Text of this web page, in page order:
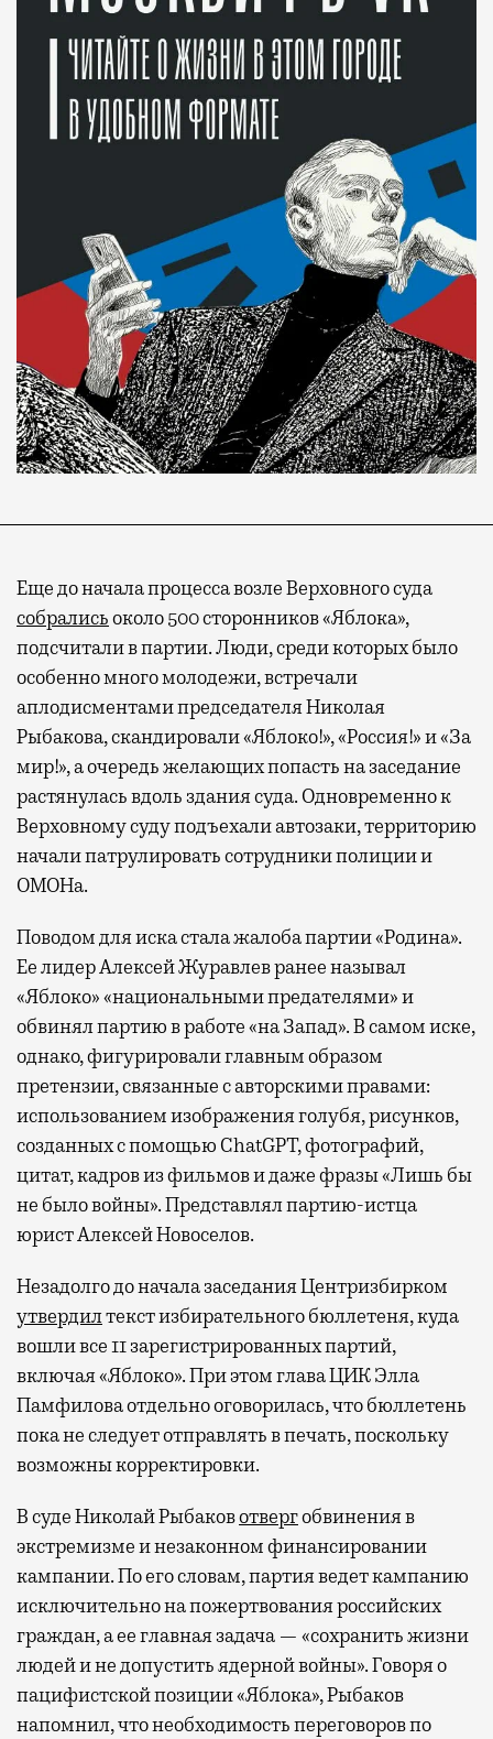
Еще до начала процесса возле Верховного суда
собралисьоколо 500 сторонников «Яблока»,
подсчитали в партии. Люди, среди которых было
особенно много молодежи, встречали
аплодисментами председателя Николая
Рыбакова, скандировали «Яблоко!», «Россия!» и «За
мир!», а очередь желающих попасть на заседание
растянулась вдоль здания суда. Одновременно к
Верховному суду подъехали автозаки, территорию
начали патрулировать сотрудники полиции и
ОМОНа.
Поводом для иска стала жалоба партии «Родина».
Ее лидер Алексей Журавлев ранее называл
«Яблоко» «национальными предателями» и
обвинял партию в работе «на Запад». В самом иске,
однако, фигурировали главным образом
претензии, связанные с авторскими правами:
использованием изображения голубя, рисунков,
созданных с помощью ChatGPT, фотографий,
цитат, кадров из фильмов и даже фразы «Лишь бы
не было войны». Представлял партию-истца
юрист Алексей Новоселов.
Незадолго до начала заседания Центризбирком
утвердилтекст избирательного бюллетеня, куда
вошли все 11 зарегистрированных партий,
включая «Яблоко». При этом глава ЦИК Элла
Памфилова отдельно оговорилась, что бюллетень
пока не следует отправлять в печать, поскольку
возможны корректировки.
В суде Николай Рыбаковотвергобвинения в
экстремизме и незаконном финансировании
кампании. По его словам, партия ведет кампанию
исключительно на пожертвования российских
граждан, а ее главная задача — «сохранить жизни
людей и не допустить ядерной войны». Говоря о
пацифистской позиции «Яблока», Рыбаков
напомнил, что необходимость переговоров по